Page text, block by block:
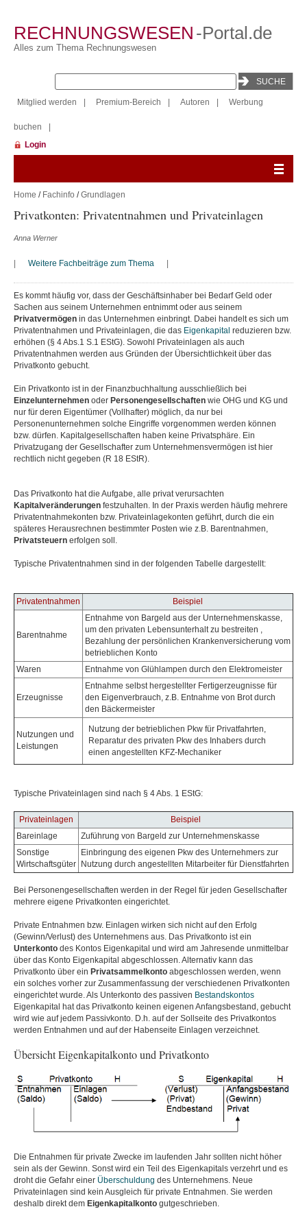
RECHNUNGSWESEN -Portal.de
Alles zum Thema Rechnungswesen
Mitglied werden Premium-Bereich Autoren Werbung
buchen
Login
Home / Fachinfo /Grundlagen
Privatkonten: Privatentnahmen und Privateinlagen
Anna Werner
Weitere Fachbeiträge zum Thema
Es kommt häufig vor, dass der Geschäftsinhaber bei Bedarf Geld oder
Sachen aus seinem Unternehmen entnimmt oder aus seinem
Privatvermögen in das Unternehmen einbringt. Dabei handelt es sich um
Privatentnahmen und Privateinlagen, die das Eigenkapital reduzieren bzw.
erhöhen (§ 4 Abs.1 S.1 EStG). Sowohl Privateinlagen als auch
Privatentnahmen werden aus Gründen der Übersichtlichkeit über das
Privatkonto gebucht.
Ein Privatkonto ist in der Finanzbuchhaltung ausschließlich bei
Einzelunternehmen oder Personengesellschaften wie OHG und KG und
nur für deren Eigentümer (Vollhafter) möglich, da nur bei
Personenunternehmen solche Eingriffe vorgenommen werden können
bzw. dürfen. Kapitalgesellschaften haben keine Privatsphäre. Ein
Privatzugang der Gesellschafter zum Unternehmensvermögen ist hier
rechtlich nicht gegeben (R 18 EStR).
Das Privatkonto hat die Aufgabe, alle privat verursachten
Kapitalveränderungen festzuhalten. In der Praxis werden häufig mehrere
Privatentnahmekonten bzw. Privateinlagekonten geführt, durch die ein
späteres Herausrechnen bestimmter Posten wie z.B. Barentnahmen,
Privatsteuern erfolgen soll.
Typische Privatentnahmen sind in der folgenden Tabelle dargestellt:
Privatentnahmen Beispiel
Barentnahme
Entnahme von Bargeld aus der Unternehmenskasse,
um den privaten Lebensunterhalt zu bestreiten ,
Bezahlung der persönlichen Krankenversicherung vom
betrieblichen Konto
Waren
Entnahme von Glühlampen durch den Elektromeister
Erzeugnisse
Entnahme selbst hergestellter Fertigerzeugnisse für
den Eigenverbrauch, z.B. Entnahme von Brot durch
den Bäckermeister
Nutzungen und
Leistungen
Nutzung der betrieblichen Pkw für Privatfahrten,
Reparatur des privaten Pkw des Inhabers durch
einen angestellten KFZ-Mechaniker
Typische Privateinlagen sind nach § 4 Abs. 1 EStG:
Privateinlagen
Beispiel
Bareinlage
Zuführung von Bargeld zur Unternehmenskasse
Sonstige
Wirtschaftsgüter
Einbringung des eigenen Pkw des Unternehmers zur
Nutzung durch angestellten Mitarbeiter für Dienstfahrten
Bei Personengesellschaften werden in der Regel für jeden Gesellschafter
mehrere eigene Privatkonten eingerichtet.
Private Entnahmen bzw. Einlagen wirken sich nicht auf den Erfolg
(Gewinn/Verlust) des Unternehmens aus. Das Privatkonto ist ein
Unterkonto des Kontos Eigenkapital und wird am Jahresende unmittelbar
über das Konto Eigenkapital abgeschlossen. Alternativ kann das
Privatkonto über ein Privatsammelkonto abgeschlossen werden, wenn
ein solches vorher zur Zusammenfassung der verschiedenen Privatkonten
eingerichtet wurde. Als Unterkonto des passiven Bestandskontos
Eigenkapital hat das Privatkonto keinen eigenen Anfangsbestand, gebucht
wird wie auf jedem Passivkonto. D.h. auf der Sollseite des Privatkontos
werden Entnahmen und auf der Habenseite Einlagen verzeichnet.
Übersicht Eigenkapitalkonto und Privatkonto
Die Entnahmen für private Zwecke im laufenden Jahr sollten nicht höher
sein als der Gewinn. Sonst wird ein Teil des Eigenkapitals verzehrt und es
droht die Gefahr einer Überschuldung des Unternehmens. Neue
Privateinlagen sind kein Ausgleich für private Entnahmen. Sie werden
deshalb direkt dem Eigenkapitalkonto gutgeschrieben.